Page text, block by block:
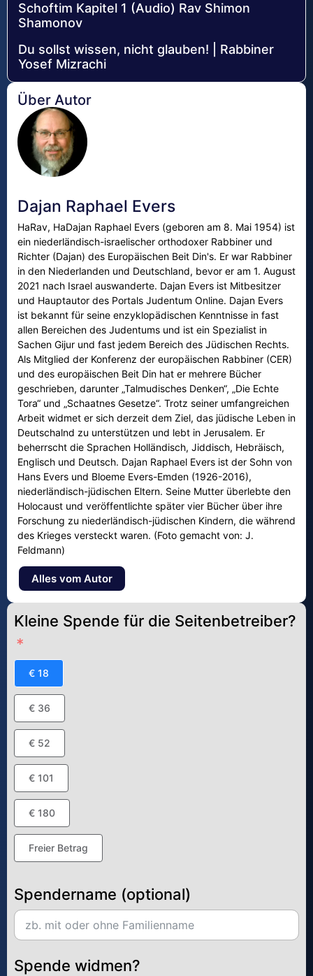
Schoftim Kapitel 1 (Audio) Rav Shimon
Shamonov
Du sollst wissen, nicht glauben! | Rabbiner
Yosef Mizrachi
Über Autor
Dajan Raphael Evers
HaRav, HaDajan Raphael Evers (geboren am 8. Mai 1954) ist
ein niederländisch-israelischer orthodoxer Rabbiner und
Richter (Dajan) des Europäischen Beit Din's. Er war Rabbiner
in den Niederlanden und Deutschland, bevor er am 1. August
2021 nach Israel auswanderte. Dajan Evers ist Mitbesitzer
und Hauptautor des Portals Judentum Online. Dajan Evers
ist bekannt für seine enzyklopädischen Kenntnisse in fast
allen Bereichen des Judentums und ist ein Spezialist in
Sachen Gijur und fast jedem Bereich des Jüdischen Rechts.
Als Mitglied der Konferenz der europäischen Rabbiner (CER)
und des europäischen Beit Din hat er mehrere Bücher
geschrieben, darunter „Talmudisches Denken“, „Die Echte
Tora“ und „Schaatnes Gesetze“. Trotz seiner umfangreichen
Arbeit widmet er sich derzeit dem Ziel, das jüdische Leben in
Deutschalnd zu unterstützen und lebt in Jerusalem. Er
beherrscht die Sprachen Holländisch, Jiddisch, Hebräisch,
Englisch und Deutsch. Dajan Raphael Evers ist der Sohn von
Hans Evers und Bloeme Evers-Emden (1926-2016),
niederländisch-jüdischen Eltern. Seine Mutter überlebte den
Holocaust und veröffentlichte später vier Bücher über ihre
Forschung zu niederländisch-jüdischen Kindern, die während
des Krieges versteckt waren. (Foto gemacht von: J.
Feldmann)
Alles vom Autor
Kleine Spende für die Seitenbetreiber?
€ 18
€ 36
€ 52
€ 101
€ 180
Freier Betrag
Spendername (optional)
Spende widmen?